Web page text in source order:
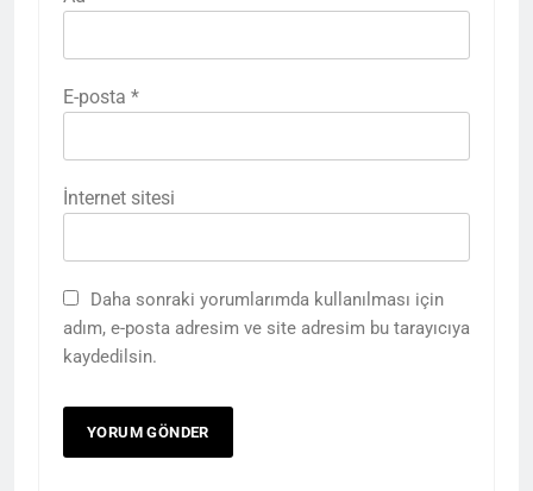
E-posta *
İnternet sitesi
Daha sonraki yorumlarımda kullanılması için
adım, e-posta adresim ve site adresim bu tarayıcıya
kaydedilsin.